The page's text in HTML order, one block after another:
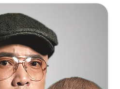
字无水印.mkv
ENG